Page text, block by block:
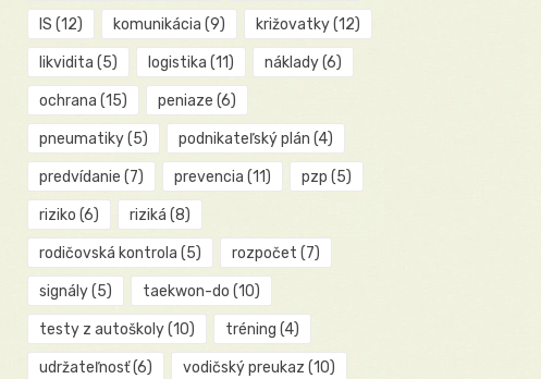
IS (12) komunikácia (9) križovatky(12)
likvidita (5) logistika (11) náklady(6)
ochrana (15) peniaze (6)
pneumatiky(5) podnikateľský plán (4)
predvídanie (7) prevencia (11) pzp (5)
riziko (6) riziká (8)
rodičovská kontrola (5) rozpočet (7)
signály(5) taekwon-do (10)
testy z autoškoly(10) tréning (4)
udržateľnosť(6) vodičský preukaz (10)